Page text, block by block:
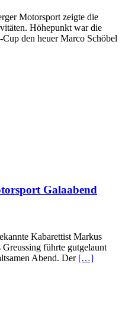
Motorsport zeigte die
Höhepunkt war die
den heuer Marco Schöbel
Galaabend
Kabarettist Markus
führte gutgelaunt
Abend. Der […]